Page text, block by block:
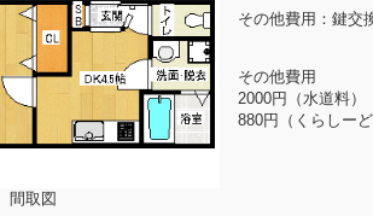
間取図
その他費用：鍵交
その他費用
2000円（水道料）
880円（くらしー